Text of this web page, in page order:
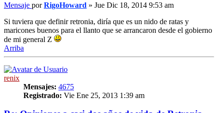
Mensaje porRigoHoward » Jue Dic 18, 2014 9:53 am
Si tuviera que definir retronia, diría que es un nido de ratas y
maricones buenos para el llanto que se arrancaron desde el gobierno
de mi general Z
Arriba
renix
Mensajes: 4675
Registrado: Vie Ene 25, 2013 1:39 am